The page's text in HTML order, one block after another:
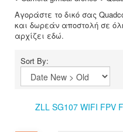
Αγοράστε το δικό σας
και δωρεάν αποστολή σε
αρχίζει εδώ.
Sort By:
ZLL SG107 WIFI FPV